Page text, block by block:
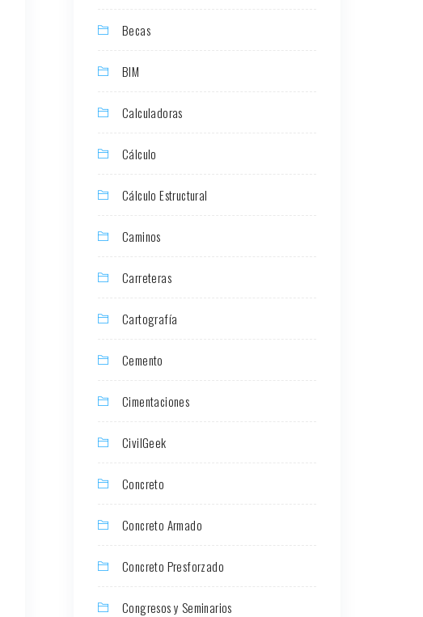
Becas
BIM
Calculadoras
Cálculo
Cálculo Estructural
Caminos
Carreteras
Cartografía
Cemento
Cimentaciones
CivilGeek
Concreto
Concreto Armado
Concreto Presforzado
Congresos y Seminarios